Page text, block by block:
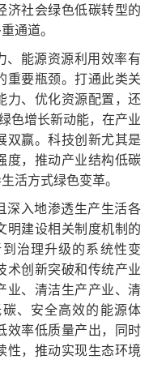
济社会绿色低碳转型的
通道。
、能源资源利用效率有
重要瓶颈。打通此类关
力、优化资源配置，还
色增长新动能，在产业
双赢。科技创新尤其是
度，推动产业结构低碳
活方式绿色变革。
深入地渗透生产生活各
明建设相关制度机制的
治理升级的系统性变
术创新突破和传统产业
业、清洁生产产业、清
、安全高效的能源体
效率低质量产出，同时
性，推动实现生态环境